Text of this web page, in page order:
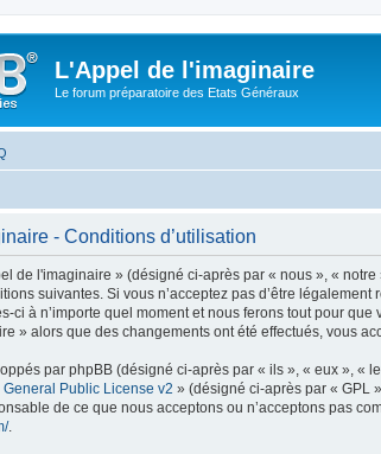
L'Appel de l'imaginaire
Le forum préparatoire des Etats Généraux
- Conditions d’utilisation
de l'imaginaire » (désigné ci-après par « nous », «
suivantes. Si vous n’acceptez pas d’être
ci à n’importe quel moment et nous ferons tout pour
» alors que des changements ont été effectués, vous
par phpBB (désigné ci-après par « ils », « eux », «
General Public License v2 » (désigné ci-après par « GPL
de ce que nous acceptons ou n’acceptons pas
.